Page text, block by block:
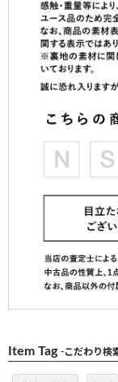
Item Tag -こだわり検